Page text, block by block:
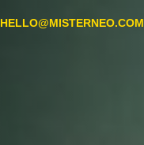
HELLO@MISTERNEO.COM